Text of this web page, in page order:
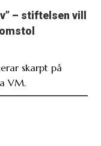
– stiftelsen vill
skarpt på
VM.